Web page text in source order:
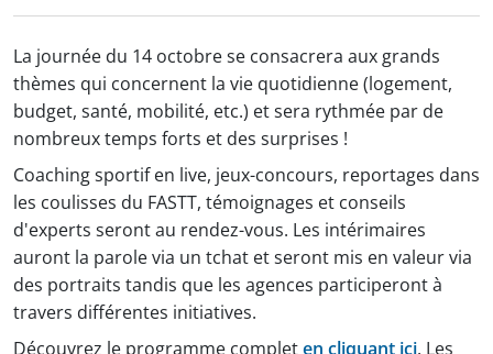
La journée du 14 octobre se consacrera aux grands
thèmes qui concernent la vie quotidienne (logement,
budget, santé, mobilité, etc.) et sera rythmée par de
nombreux temps forts et des surprises !
Coaching sportif en live, jeux-concours, reportages dans
les coulisses du FASTT, témoignages et conseils
d'experts seront au rendez-vous. Les intérimaires
auront la parole via un tchat et seront mis en valeur via
des portraits tandis que les agences participeront à
travers différentes initiatives.
Découvrez le programme completen cliquant ici. Les